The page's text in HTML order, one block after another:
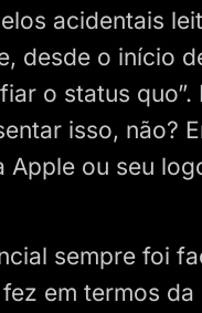
acidentais
desde o início
o status
isso, não?
Apple ou seu
sempre foi
em termos